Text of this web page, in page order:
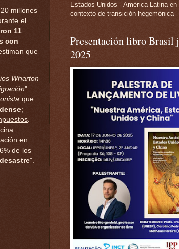
millones
el
11
con
que
Wharton
"
que
;
.
en
de los
".
Estados Unidos - América Latina en
contexto de transición hegemónica
Presentación libro Brasil
2025